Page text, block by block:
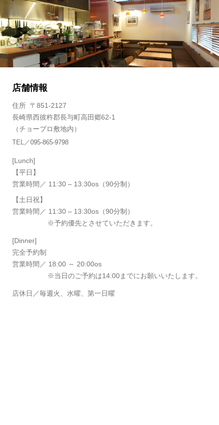
店舗情報
住所 〒851-2127
長崎県西彼杵郡長与町高田郷62-1
（チョープロ敷地内）
TEL ／095-865-9798
[Lunch]
【平日】
営業時間 ／ 11:30 – 13:30os（90分制）
【土日祝】
営業時間 ／ 11:30 – 13:30os（90分制）
※予約優先とさせていただきます。
[Dinner]
完全予約制
営業時間 ／ 18:00 ～ 20:00os
※当日のご予約は14:00までにお願いいたします。
店休日 ／毎週火、水曜、第一日曜